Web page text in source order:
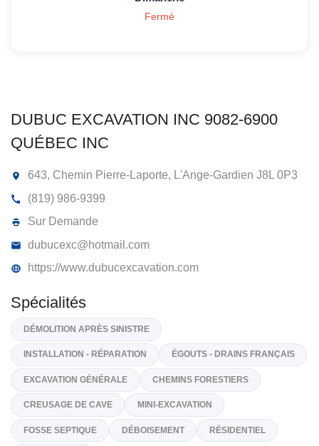
DUBUC EXCAVATION INC 9082-6900
QUÉBEC INC
(819) 986-9399
dubucexc@hotmail.com
https://www.dubucexcavation.com
Spécialités
Fermé